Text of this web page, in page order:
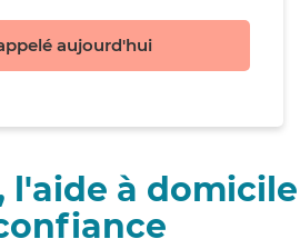
aujourd'hui
l'aide à domicile